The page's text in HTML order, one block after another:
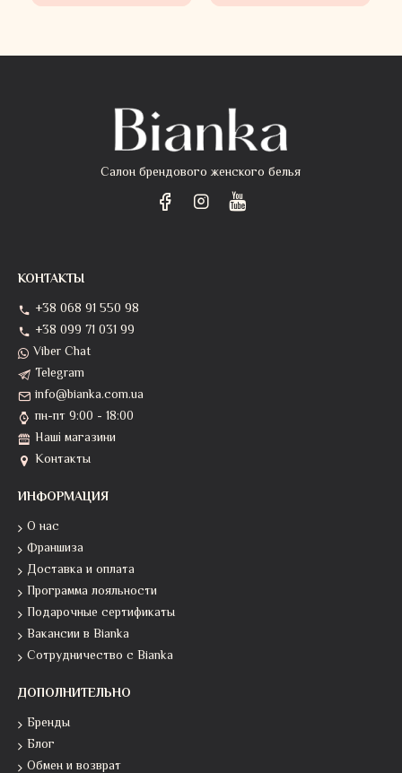
Салон брендового женского белья
КОНТАКТЫ
+38 068 91 550 98
+38 099 71 031 99
Viber Chat
Telegram
info@bianka.com.ua
пн-пт 9:00 - 18:00
Наші магазини
Контакты
ИНФОРМАЦИЯ
О нас
Франшиза
Доставка и оплата
Программа лояльности
Подарочные сертификаты
Вакансии в Bianka
Сотрудничество с Bianka
ДОПОЛНИТЕЛЬНО
Бренды
Блог
Обмен и возврат